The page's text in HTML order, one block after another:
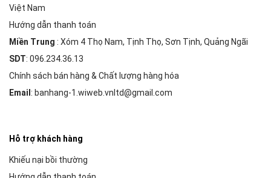
Việt Nam
Hướng dẫn thanh toán
Miền Trung : Xóm 4 Thọ Nam, Tịnh Thọ, Sơn Tịnh, Quảng Ngãi
SDT: 096.234.36.13
Chính sách bán hàng & Chất lượng hàng hóa
Email : banhang-1.wiweb.vnltd@gmail.com
Hỗ trợ khách hàng
Khiếu nại bồi thường